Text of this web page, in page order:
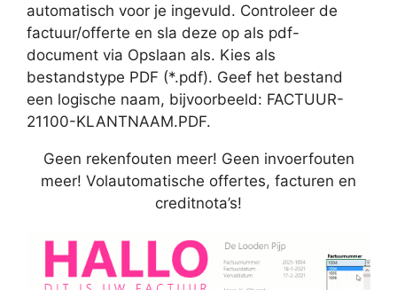
automatisch voor je ingevuld. Controleer de
factuur/offerte en sla deze op als pdf-
document via Opslaan als. Kies als
bestandstype PDF (*.pdf). Geef het bestand
een logische naam, bijvoorbeeld: FACTUUR-
21100-KLANTNAAM.PDF.
Geen rekenfouten meer! Geen invoerfouten
meer! Volautomatische offertes, facturen en
creditnota’s!